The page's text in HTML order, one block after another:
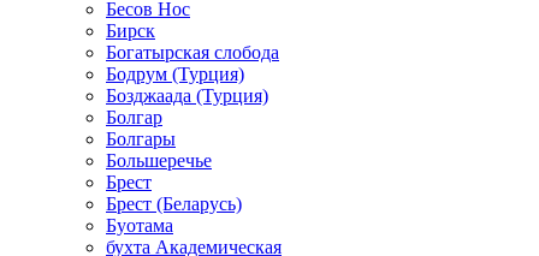
Бесов Нос
Бирск
Богатырская слобода
Бодрум (Турция)
Бозджаада (Турция)
Болгар
Болгары
Большеречье
Брест
Брест (Беларусь)
Буотама
бухта Академическая